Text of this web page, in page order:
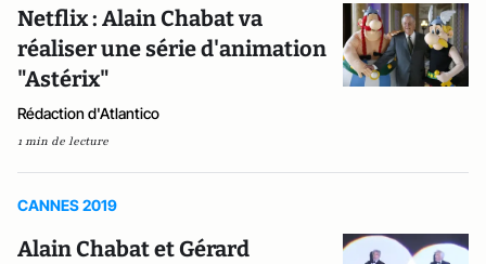
Netflix : Alain Chabat va
réaliser une série d'animation
"Astérix"
Rédaction d'Atlantico
1 min de lecture
CANNES 2019
Alain Chabat et Gérard